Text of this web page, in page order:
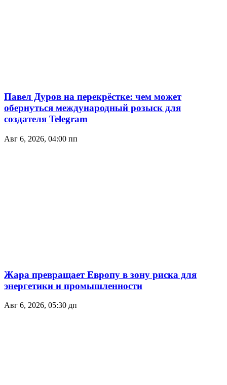
Павел Дуров на перекрёстке: чем может
обернуться международный розыск для
создателя Telegram
Авг 6, 2026, 04:00 пп
Жара превращает Европу в зону риска для
энергетики и промышленности
Авг 6, 2026, 05:30 дп